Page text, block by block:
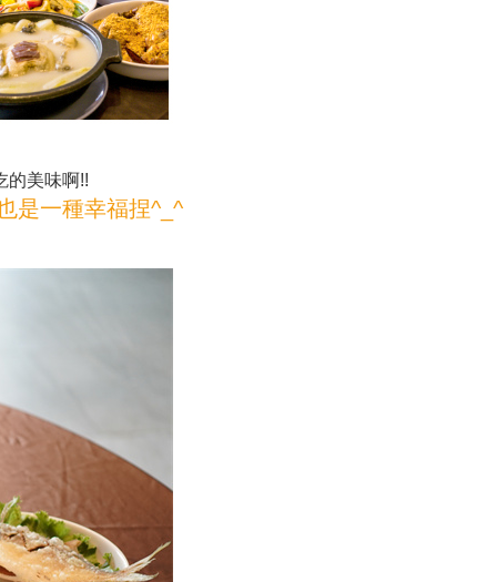
的美味啊!!
是一種幸福捏^_^